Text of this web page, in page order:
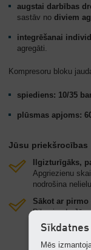
augstai darbības
sastāv no diviem
integrēšanai
agregāti.
Kompresoru bloku
spiediens: 10/35
plūsmas apjoms:
Jūsu priekšrocības
Ilgizturīgāks,
Apgriezienu
nodrošina
Sākot ar
Pilna jauda
kalpošanas
Sīkdatnes
Mēs